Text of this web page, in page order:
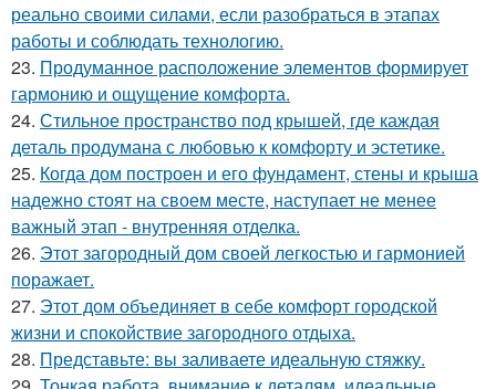
реально своими силами, если разобраться в этапах
работы и соблюдать технологию.
23. Продуманное расположение элементов формирует
гармонию и ощущение комфорта.
24. Стильное пространство под крышей, где каждая
деталь продумана с любовью к комфорту и эстетике.
25. Когда дом построен и его фундамент, стены и крыша
надежно стоят на своем месте, наступает не менее
важный этап - внутренняя отделка.
26. Этот загородный дом своей легкостью и гармонией
поражает.
27. Этот дом объединяет в себе комфорт городской
жизни и спокойствие загородного отдыха.
28. Представьте: вы заливаете идеальную стяжку.